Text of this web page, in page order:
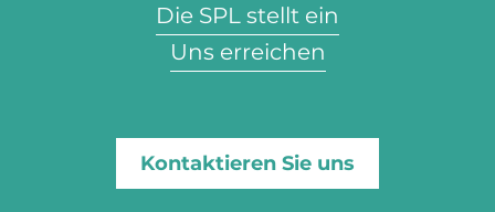
Die SPL stellt ein
Uns erreichen
Kontaktieren Sie uns